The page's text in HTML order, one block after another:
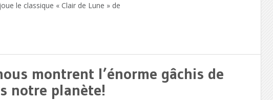
le classique « Clair de Lune » de
montrent l’énorme gâchis de
notre planète!